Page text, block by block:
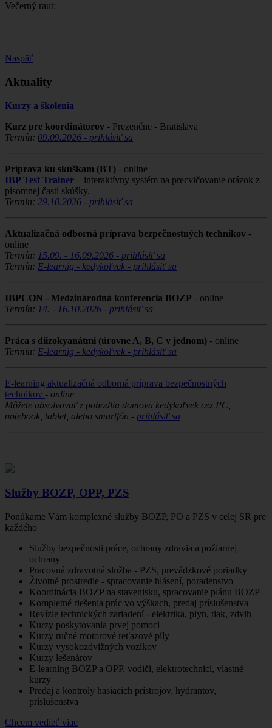
Večerný raut:
Naspäť
Aktuality
Kurzy a školenia
Kurz pre koordinátorov - Prezenčne - Bratislava
Termín: 09.09.2026 - prihlásiť sa
Príprava ku skúškam (BT) - online
IBP Test Trainer – interaktívny systém na precvičovanie otázok z
písomnej časti skúšky.
Termín: 29.10.2026 - prihlásiť sa
Aktualizačná odborná príprava bezpečnostných technikov -
online
Termín: 15.09. - 16.09.2026 - prihlásiť sa
Termín: E-learnig - kedykoľvek - prihlásiť sa
IBPCON - Medzinárodná konferencia BOZP - online
Termín: 14. - 16.10.2026 - prihlásiť sa
Práca s diizokyanátmi (úrovne A, B, C v jednom) - online
Termín: E-learnig - kedykoľvek - prihlásiť sa
E-learning aktualizačná odborná príprava bezpečnostných
technikov - online
Môžete absolvovať z pohodlia domova kedykoľvek cez PC,
notebook, tablet, alebo smartfón - prihlásiť sa
Služby BOZP, OPP, PZS
Ponúkame Vám komplexné služby BOZP, PO a PZS v celej SR pre
každého
Služby bezpečnosti práce, ochrany zdravia a požiarnej
ochrany
Pracovná zdravotná služba - PZS, prevádzkové poriadky
Životné prostredie - spracovanie hlásení, poradenstvo
Koordinácia BOZP na stavenisku, spracovanie plánu BOZP
Kompletné riešenia prác vo výškach, predaj príslušenstva
Revízie technických zariadení - elektrika, plyn, tlak, zdvih
Kurzy poskytovania prvej pomoci
Kurzy ručné motorové reťazové píly
Kurzy vysokozdvižných vozíkov
Kurzy lešenárov
E-learning BOZP a OPP, vodiči, elektrotechnici, vlastné
kurzy
Predaj a kontroly hasiacich prístrojov, hydrantov,
príslušenstva
Chcem vedieť viac